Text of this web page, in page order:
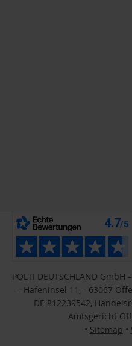
POLTI DEUTSCHLAND
– Hafeninsel 11, - 63067
DE 812239542,
Amtsgericht
• Sitemap •